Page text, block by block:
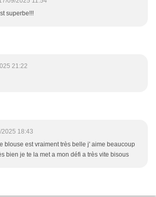
superbe!!!
21:22
2025 18:43
blouse est vraiment très belle j' aime beaucoup
bien je te la met a mon défi a très vite bisous